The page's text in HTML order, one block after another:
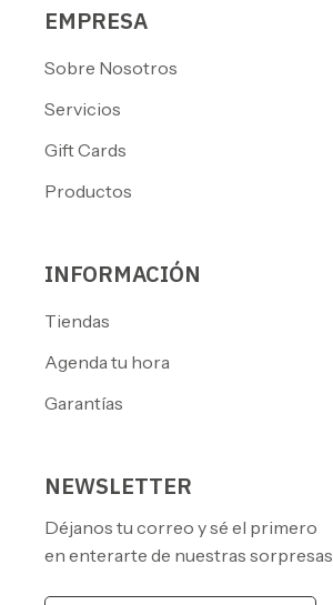
EMPRESA
Sobre Nosotros
Servicios
Gift Cards
Productos
INFORMACIÓN
Tiendas
Agenda tu hora
Garantías
NEWSLETTER
Déjanos tu correo y sé el primero
en enterarte de nuestras sorpresas